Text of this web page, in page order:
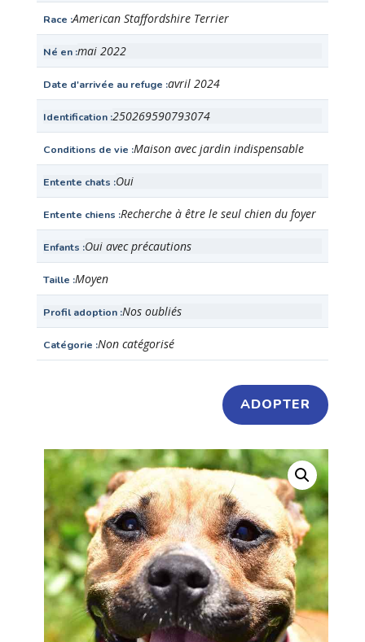
Race American Staffordshire Terrier
Né en mai 2022
Date d'arrivée au refuge avril 2024
Identification 250269590793074
Conditions de vie Maison avec jardin indispensable
Entente chats Oui
Entente chiens Recherche à être le seul chien du foyer
Enfants Oui avec précautions
Taille Moyen
Profil adoption Nos oubliés
Catégorie Non catégorisé
ADOPTER